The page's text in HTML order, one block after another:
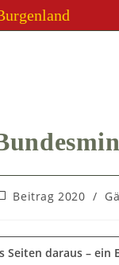
Beitrag 2020 /
Seiten daraus –